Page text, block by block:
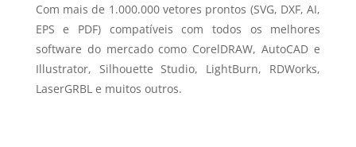
Com mais de 1.000.000 vetores prontos (SVG, DXF, AI,
EPS e PDF) compatíveis com todos os melhores
software do mercado como CorelDRAW, AutoCAD e
Illustrator, Silhouette Studio, LightBurn, RDWorks,
LaserGRBL e muitos outros.